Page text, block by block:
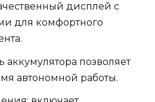
дисплей с
для комфортного
аккумулятора позволяет
автономной работы.